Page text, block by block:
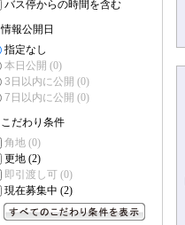
バス停からの時間を含む
情報公開日
指定なし
本日公開 (0)
3日以内に公開 (0)
7日以内に公開 (0)
こだわり条件
角地 (0)
更地 (2)
即引渡し可 (0)
現在募集中 (2)